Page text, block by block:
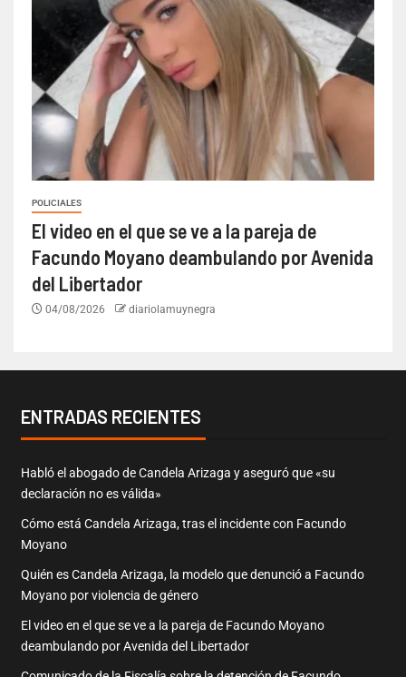
POLICIALES
El video en el que se ve a la pareja de
Facundo Moyano deambulando por Avenida
del Libertador
04/08/2026 diariolamuynegra
ENTRADAS RECIENTES
Habló el abogado de Candela Arizaga y aseguró que «su
declaración no es válida»
Cómo está Candela Arizaga, tras el incidente con Facundo
Moyano
Quién es Candela Arizaga, la modelo que denunció a Facundo
Moyano por violencia de género
El video en el que se ve a la pareja de Facundo Moyano
deambulando por Avenida del Libertador